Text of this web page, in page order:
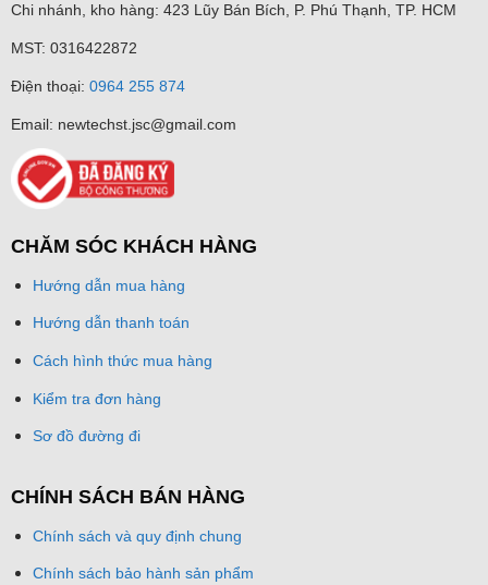
Chi nhánh, kho hàng: 423 Lũy Bán Bích, P. Phú Thạnh, TP. HCM
MST: 0316422872
Điện thoại: 0964 255 874
Email: newtechst.jsc@gmail.com
CHĂM SÓC KHÁCH HÀNG
Hướng dẫn mua hàng
Hướng dẫn thanh toán
Cách hình thức mua hàng
Kiểm tra đơn hàng
Sơ đồ đường đi
CHÍNH SÁCH BÁN HÀNG
Chính sách và quy định chung
Chính sách bảo hành sản phẩm